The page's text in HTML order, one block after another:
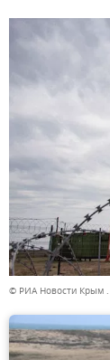
© РИА Новости Крым